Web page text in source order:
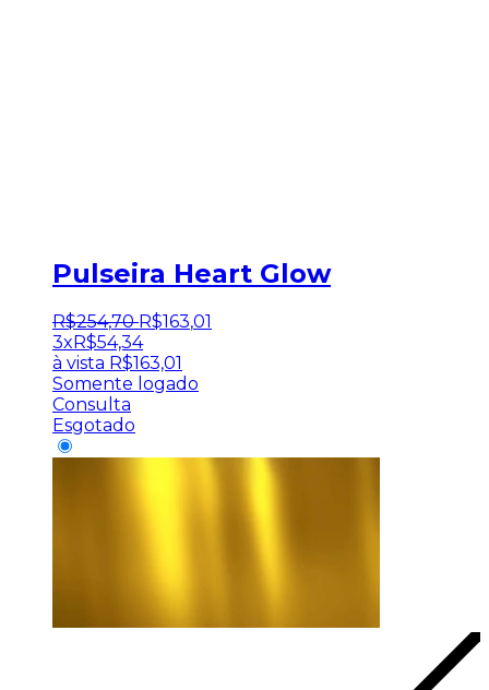
Pulseira Heart Glow
R$254,70 R$163,01
3xR$54,34
à vista R$163,01
Somente logado
Consulta
Esgotado